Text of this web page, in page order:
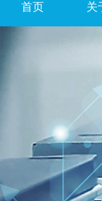
首页 关